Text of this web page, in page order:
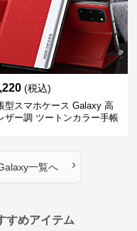
(税込)
型スマホケース Galaxy 高
ザー調 ツートンカラー手帳
一覧へ ›
すめアイテム